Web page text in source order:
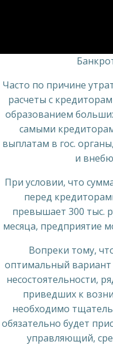
Часто по причине
расчеты с
образованием
самыми
выплатам в гос.
и
При условии, что
перед
превышает 300 тыс.
месяца, предприятие
Вопреки тому,
оптимальный вариант
несостоятельности,
приведших к
необходимо
обязательно будет
управляющий,